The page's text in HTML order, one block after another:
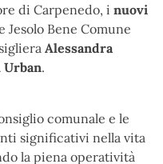
di Carpenedo, i nuovi
Jesolo Bene Comune
Alessandra
Urban.
comunale e le
significativi nella vita
la piena operatività